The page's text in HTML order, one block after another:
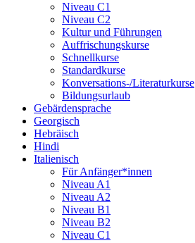
Niveau C1
Niveau C2
Kultur und Führungen
Auffrischungskurse
Schnellkurse
Standardkurse
Konversations-/Literaturkurse
Bildungsurlaub
Gebärdensprache
Georgisch
Hebräisch
Hindi
Italienisch
Für Anfänger*innen
Niveau A1
Niveau A2
Niveau B1
Niveau B2
Niveau C1